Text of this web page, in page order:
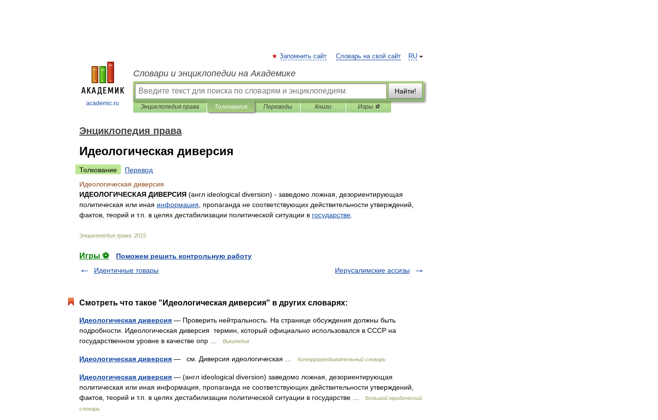
academic.ru
RU
Запомнить сайт Словарь на свой сайт
Словари и энциклопедии на Академике
Найти!
Энциклопедия права Толкования Переводы Книги Игры ⚽
Энциклопедия права
Идеологическая диверсия
Толкование
Перевод
Идеологическая диверсия
ИДЕОЛОГИЧЕСКАЯ ДИВЕРСИЯ (англ ideological diversion) - заведомо ложная
дезориентирующая
политическая или иная информация пропаганда не соответствующих действительности утверждений
фактов теорий и т.п в целях дестабилизации политической ситуации в государстве
Энциклопедия права 2015
Игры ⚽
Поможем решить контрольную работу
Идентичные товары
Иерусалимские ассизы
Смотреть что такое "Идеологическая диверсия" в других словарях:
Идеологическая диверсия — Проверить нейтральность. На странице обсуждения должны быть
подробности. Идеологическая диверсия термин, который официально использовался в СССР на
государственном уровне в качестве опр …
Википедия
Идеологическая диверсия — см. Диверсия идеологическая … Контрразведывательный словарь
Идеологическая диверсия — (англ ideological diversion) заведомо ложная, дезориентирующая
политическая или иная информация, пропаганда не соответствующих действительности утверждений,
фактов, теорий и т.п. в целях дестабилизации политической ситуации в государстве …
Большой юридический
словарь